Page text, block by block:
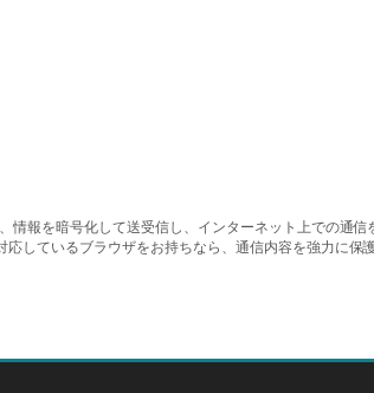
報を暗号化して送受信し、インターネット上での通
しているブラウザをお持ちなら、通信内容を強力に